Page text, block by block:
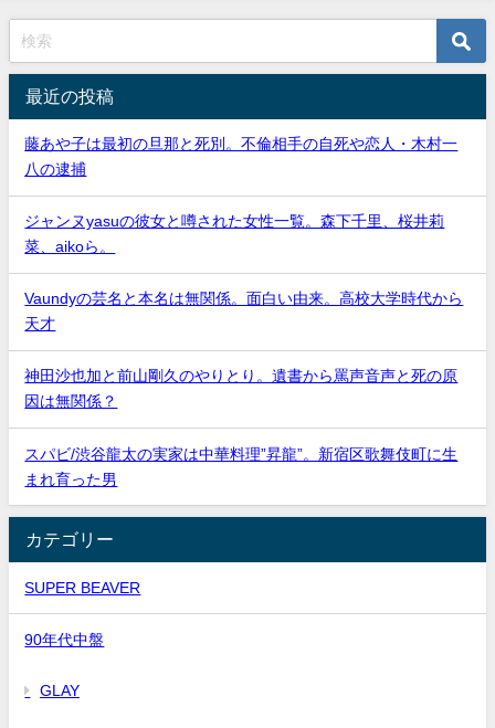
最近の投稿
藤あや子は最初の旦那と死別。不倫相手の自死や恋人・木村一
八の逮捕
ジャンヌyasuの彼女と噂された女性一覧。森下千里、桜井莉
菜、aikoら。
Vaundyの芸名と本名は無関係。面白い由来。高校大学時代から
天才
神田沙也加と前山剛久のやりとり。遺書から罵声音声と死の原
因は無関係？
スパビ/渋谷龍太の実家は中華料理”昇龍”。新宿区歌舞伎町に生
まれ育った男
カテゴリー
SUPER BEAVER
90年代中盤
GLAY